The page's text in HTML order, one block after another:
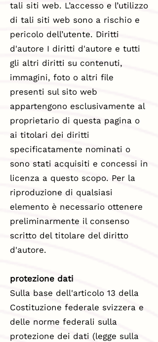
tali siti web. L’accesso e l’utilizzo
di tali siti web sono a rischio e
pericolo dell’utente. Diritti
d'autore I diritti d'autore e tutti
gli altri diritti su contenuti,
immagini, foto o altri file
presenti sul sito web
appartengono esclusivamente al
proprietario di questa pagina o
ai titolari dei diritti
specificatamente nominati o
sono stati acquisiti e concessi in
licenza a questo scopo. Per la
riproduzione di qualsiasi
elemento è necessario ottenere
preliminarmente il consenso
scritto del titolare del diritto
d'autore.
protezione dati
Sulla base dell'articolo 13 della
Costituzione federale svizzera e
delle norme federali sulla
protezione dei dati (legge sulla